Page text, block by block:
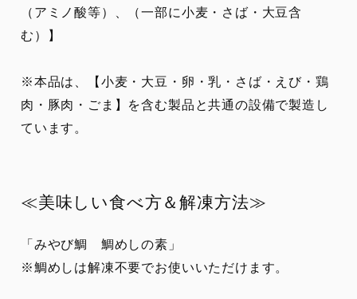
（アミノ酸等）、（一部に小麦・さば・大豆含
む）】
※本品は、【小麦・大豆・卵・乳・さば・えび・鶏
肉・豚肉・ごま】を含む製品と共通の設備で製造し
ています。
≪美味しい食べ方＆解凍方法≫
「みやび鯛 鯛めしの素」
※鯛めしは解凍不要でお使いいただけます。